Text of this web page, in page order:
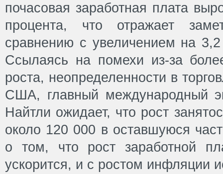
почасовая заработная плата
процента, что отражает
сравнению с увеличением на
Ссылаясь на помехи из-за
роста, неопределенности в
США, главный международный
Найтли ожидает, что рост
около 120 000 в оставшуюся
о том, что рост заработной
ускорится, и с ростом инфляции